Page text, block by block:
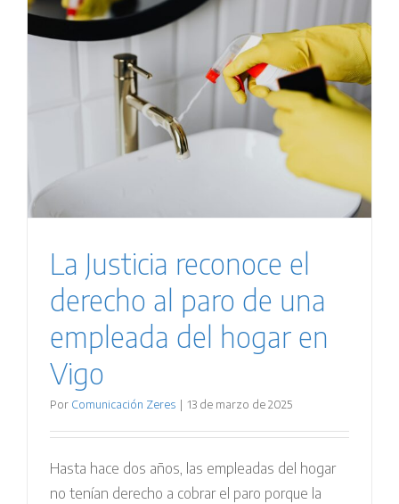
La Justicia reconoce el
derecho al paro de una
empleada del hogar en
Vigo
Por Comunicación Zeres | 13 de marzo de 2025
Hasta hace dos años, las empleadas del hogar
no tenían derecho a cobrar el paro porque la